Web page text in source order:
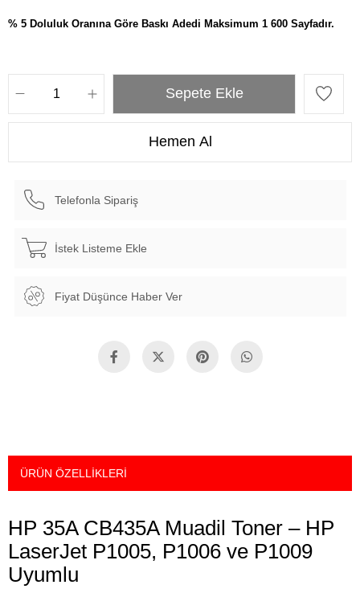
% 5 Doluluk Oranına Göre Baskı Adedi Maksimum 1 600 Sayfadır.
Telefonla Sipariş
İstek Listeme Ekle
Fiyat Düşünce Haber Ver
ÜRÜN ÖZELLIKLERI
HP 35A CB435A Muadil Toner – HP
LaserJet P1005, P1006 ve P1009
Uyumlu